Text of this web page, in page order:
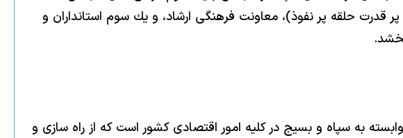
( سردار ذولقدر عضو پر قدرت حلقه پر نفوذ)، معاونت فرهنگى ارشاد، و يك سوم استانداران و
به سپاه و بسيج در كليه امور اقتصادى كشور است كه از راه سازى و